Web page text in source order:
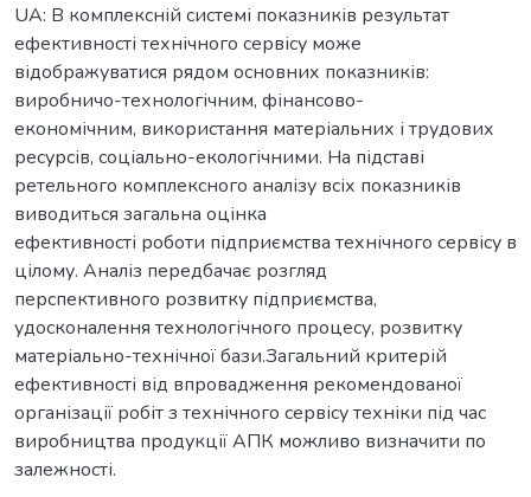
UA: В комплексній системі показників результат
ефективності технічного сервісу може
відображуватися рядом основних показників:
виробничо-технологічним, фінансово-
економічним, використання матеріальних і трудових
ресурсів, соціально-екологічними. На підставі
ретельного комплексного аналізу всіх показників
виводиться загальна оцінка
ефективності роботи підприємства технічного сервісу в
цілому. Аналіз передбачає розгляд
перспективного розвитку підприємства,
удосконалення технологічного процесу, розвитку
матеріально-технічної бази.Загальний критерій
ефективності від впровадження рекомендованої
організації робіт з технічного сервісу техніки під час
виробництва продукції АПК можливо визначити по
залежності.